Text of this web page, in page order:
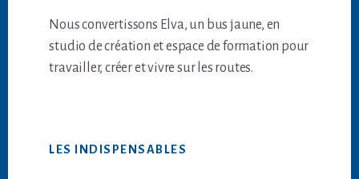
Nous convertissons Elva, un bus jaune, en
studio de création et espace de formation pour
travailler, créer et vivre sur les routes.
LES INDISPENSABLES